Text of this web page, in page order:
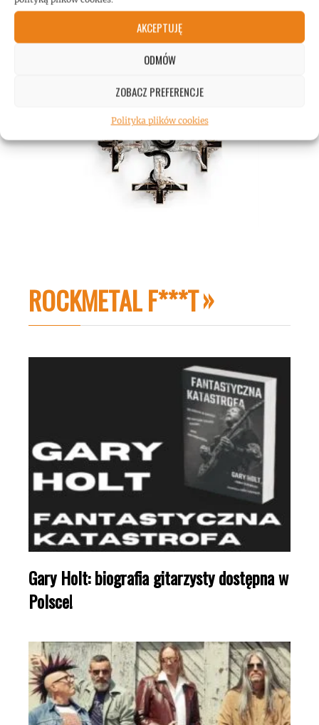
AKCEPTUJĘ
ODMÓW
ZOBACZ PREFERENCJE
Polityka plików cookies
ROCKMETAL F***T
Gary Holt: biografia gitarzysty dostępna w
Polsce!